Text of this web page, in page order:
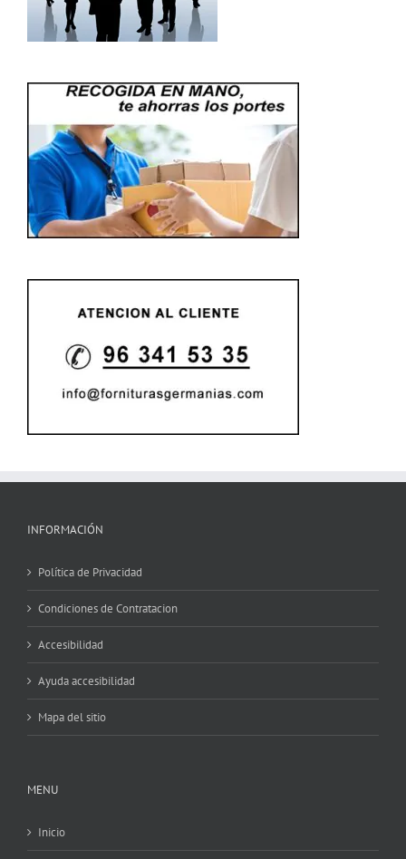
INFORMACIÓN
Política de Privacidad
Condiciones de Contratacion
Accesibilidad
Ayuda accesibilidad
Mapa del sitio
MENU
Inicio